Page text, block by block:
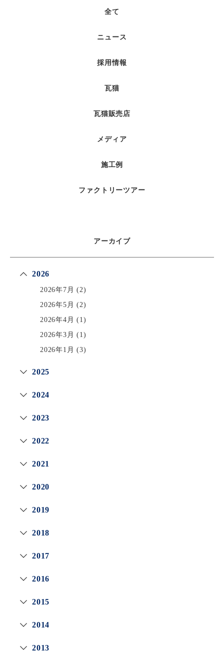
全て
ニュース
採用情報
瓦猫
瓦猫販売店
メディア
施工例
ファクトリーツアー
アーカイブ
2026
2026年7月 (2)
2026年5月 (2)
2026年4月 (1)
2026年3月 (1)
2026年1月 (3)
2025
2024
2023
2022
2021
2020
2019
2018
2017
2016
2015
2014
2013